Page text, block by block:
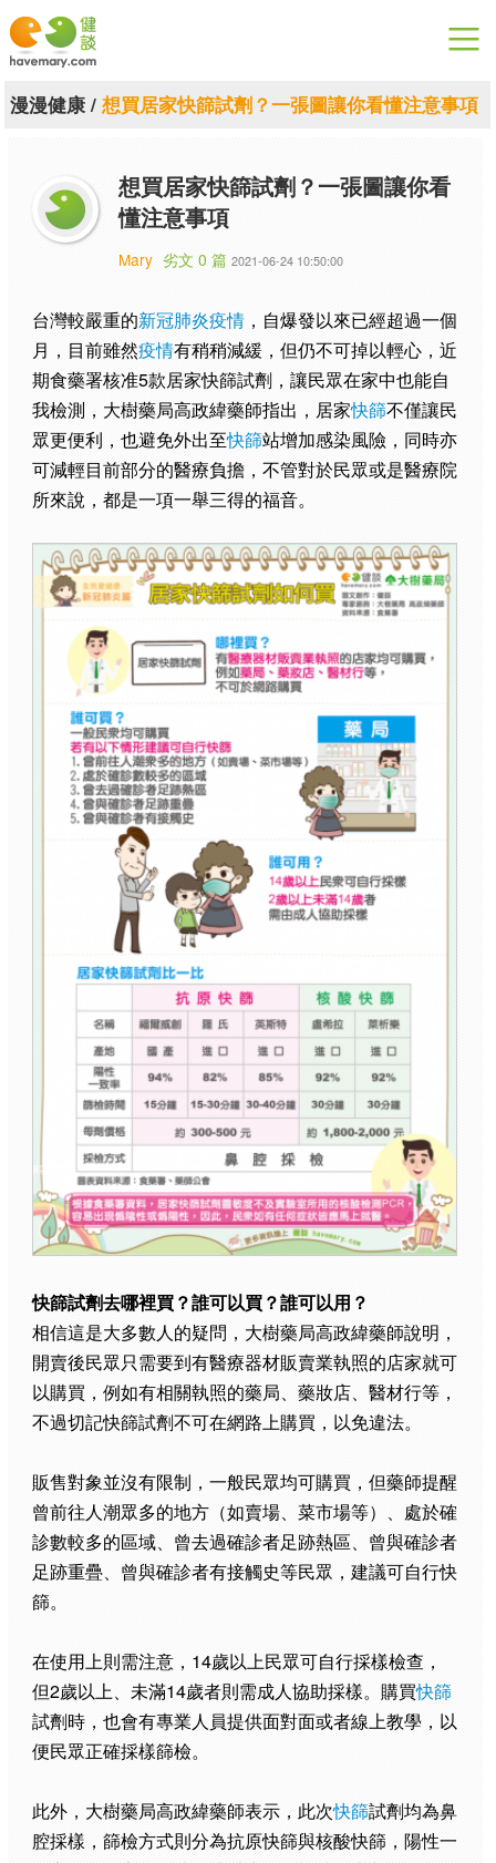
漫漫健康
關於健談
聯絡我們
漫漫健康/ 想買居家快篩試劑？一張圖讓你看懂注意事項
想買居家快篩試劑？一張圖讓你看
懂注意事項
Mary 劣文 0 篇 2021-06-24 10:50:00
台灣較嚴重的新冠肺炎疫情，自爆發以來已經超過一個
月，目前雖然疫情有稍稍減緩，但仍不可掉以輕心，近
期食藥署核准5款居家快篩試劑，讓民眾在家中也能自
我檢測，大樹藥局高政緯藥師指出，居家快篩不僅讓民
眾更便利，也避免外出至快篩站增加感染風險，同時亦
可減輕目前部分的醫療負擔，不管對於民眾或是醫療院
所來說，都是一項一舉三得的福音。
快篩試劑去哪裡買？誰可以買？誰可以用？
相信這是大多數人的疑問，大樹藥局高政緯藥師說明，
開賣後民眾只需要到有醫療器材販賣業執照的店家就可
以購買，例如有相關執照的藥局、藥妝店、醫材行等，
不過切記快篩試劑不可在網路上購買，以免違法。
販售對象並沒有限制，一般民眾均可購買，但藥師提醒
曾前往人潮眾多的地方（如賣場、菜市場等）、處於確
診數較多的區域、曾去過確診者足跡熱區、曾與確診者
足跡重疊、曾與確診者有接觸史等民眾，建議可自行快
篩。
在使用上則需注意，14歲以上民眾可自行採樣檢查，
但2歲以上、未滿14歲者則需成人協助採樣。購買快篩
試劑時，也會有專業人員提供面對面或者線上教學，以
便民眾正確採樣篩檢。
此外，大樹藥局高政緯藥師表示，此次快篩試劑均為鼻
腔採樣，篩檢方式則分為抗原快篩與核酸快篩，陽性一